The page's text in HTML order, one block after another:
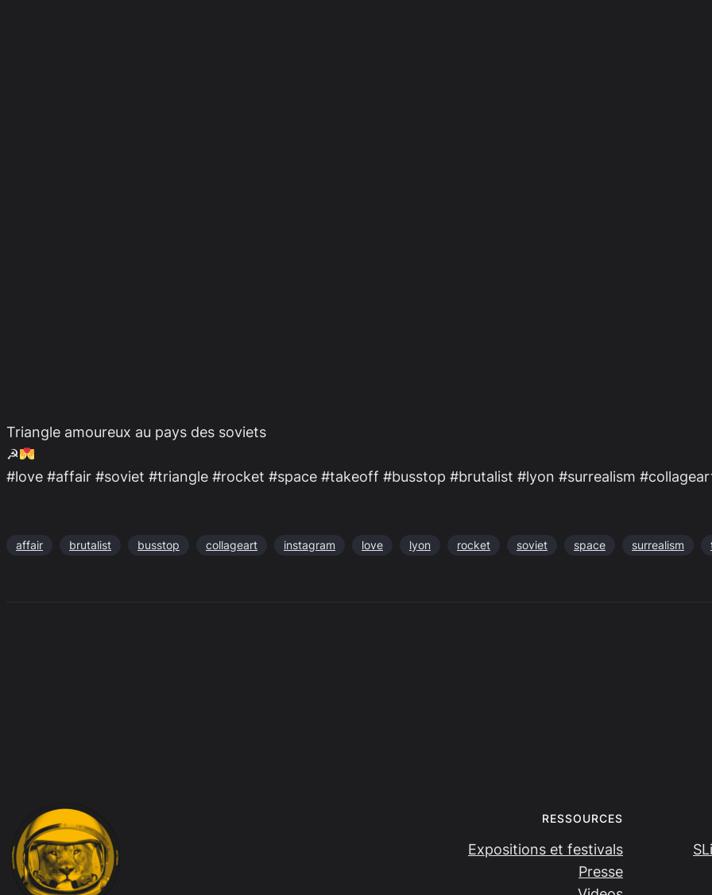
Triangle amoureux au pays des soviets
☭
#love #affair #soviet #triangle #rocket #space #takeoff #busstop #brutalist #lyon #surrealism
affair brutalist busstop collageart instagram love lyon rocket soviet space surrealism
RESSOURCES
Expositions et festivals
Presse